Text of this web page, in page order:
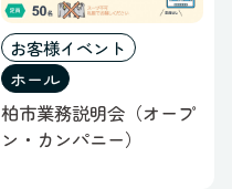
お客様イベント
ホール
柏市業務説明会（オープ
ン・カンパニー）